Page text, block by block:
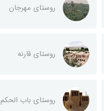
روستای مهرجان
روستای قارنه
روستای باب الحکم